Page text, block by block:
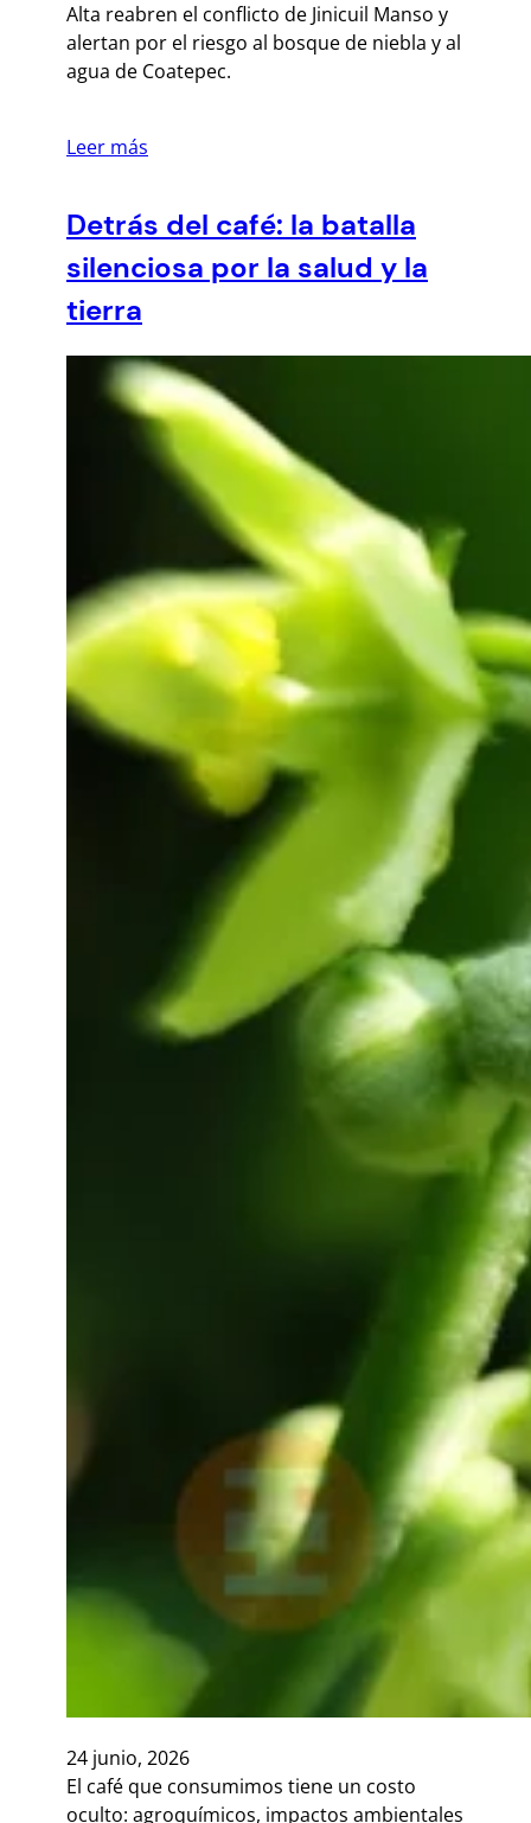
Alta reabren el conflicto de Jinicuil Manso y
alertan por el riesgo al bosque de niebla y al
agua de Coatepec.
Leer más
Detrás del café: la batalla
silenciosa por la salud y la
tierra
24 junio, 2026
El café que consumimos tiene un costo
oculto: agroquímicos, impactos ambientales